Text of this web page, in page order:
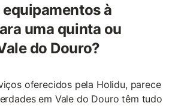
à
uma quinta ou
do Douro?
oferecidos pela Holidu, parece
em Vale do Douro têm tudo